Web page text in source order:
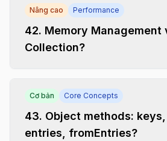
Nâng cao Performance
42. Memory Management
Collection?
Cơ bản Core Concepts
43. Object methods: keys,
entries, fromEntries?